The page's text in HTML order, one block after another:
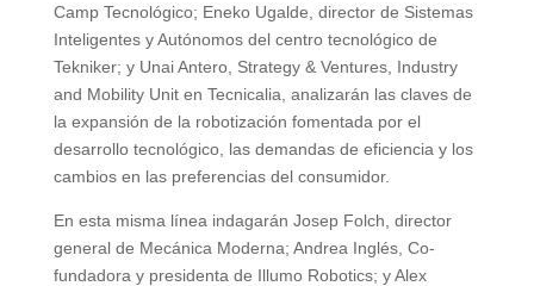
Camp Tecnológico; Eneko Ugalde, director de Sistemas
Inteligentes y Autónomos del centro tecnológico de
Tekniker; y Unai Antero, Strategy & Ventures, Industry
and Mobility Unit en Tecnicalia, analizarán las claves de
la expansión de la robotización fomentada por el
desarrollo tecnológico, las demandas de eficiencia y los
cambios en las preferencias del consumidor.
En esta misma línea indagarán Josep Folch, director
general de Mecánica Moderna; Andrea Inglés, Co-
fundadora y presidenta de Illumo Robotics; y Alex